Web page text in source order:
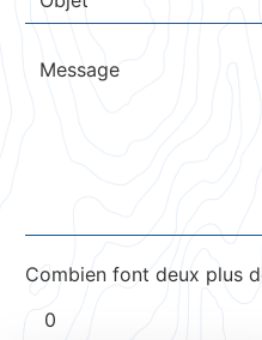
Combien font deux plus